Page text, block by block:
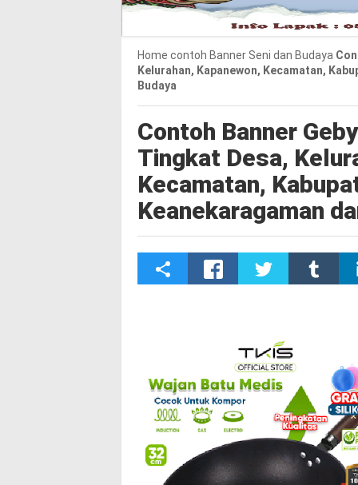
Home contoh Banner Seni dan Budaya
Kelurahan, Kapanewon, Kecamatan,
Budaya
Contoh Banner
Tingkat Desa,
Kecamatan,
Keanekaragaman
h